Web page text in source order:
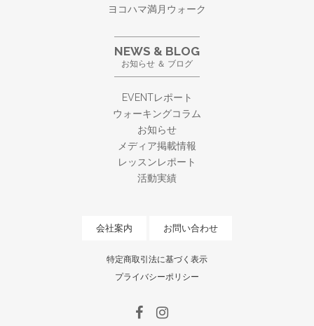
ヨコハマ満月ウォーク
NEWS & BLOG
お知らせ ＆ ブログ
EVENTレポート
ウォーキングコラム
お知らせ
メディア掲載情報
レッスンレポート
活動実績
会社案内 お問い合わせ
特定商取引法に基づく表示
プライバシーポリシー